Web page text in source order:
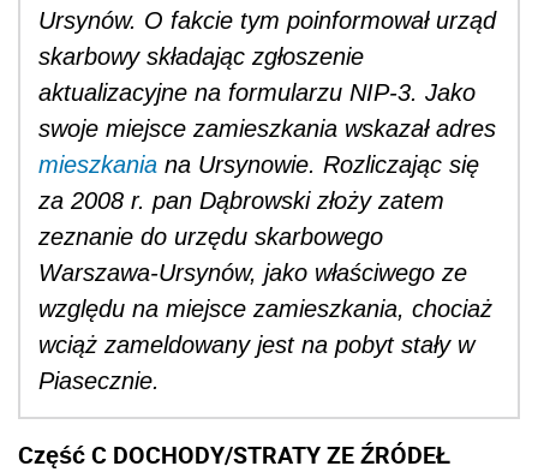
Ursynów. O fakcie tym poinformował urząd
skarbowy składając zgłoszenie
aktualizacyjne na formularzu NIP-3. Jako
swoje miejsce zamieszkania wskazał adres
mieszkania na Ursynowie. Rozliczając się
za 2008 r. pan Dąbrowski złoży zatem
zeznanie do urzędu skarbowego
Warszawa-Ursynów, jako właściwego ze
względu na miejsce zamieszkania, chociaż
wciąż zameldowany jest na pobyt stały w
Piasecznie.
Część C DOCHODY/STRATY ZE ŹRÓDEŁ